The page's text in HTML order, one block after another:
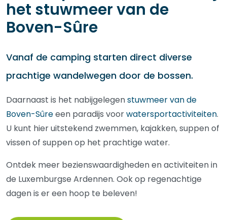
het stuwmeer van de
Boven-Sûre
Vanaf de camping starten direct diverse
prachtige wandelwegen door de bossen.
Daarnaast is het nabijgelegenstuwmeer van de
Boven-Sûreeen paradijs voorwatersportactiviteiten.
U kunt hier uitstekend zwemmen, kajakken, suppen of
vissen of suppen op het prachtige water.
Ontdek meer bezienswaardigheden en activiteiten in
de Luxemburgse Ardennen. Ook op regenachtige
dagen is er een hoop te beleven!